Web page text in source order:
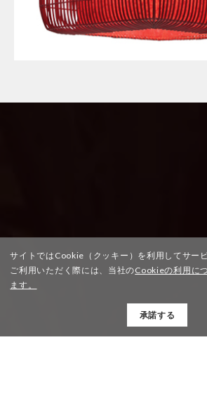
サイトではCookie（クッキー）を利用してサー
ご利用いただく際には、当社のCookieの利用に
ます。
承諾する